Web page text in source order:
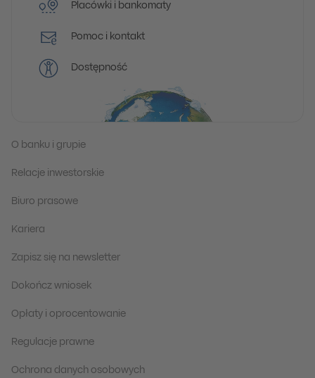
Placówki i bankomaty
Pomoc i kontakt
Dostępność
O banku i grupie
Relacje inwestorskie
Biuro prasowe
Kariera
Zapisz się na newsletter
Dokończ wniosek
Opłaty i oprocentowanie
Regulacje prawne
Ochrona danych osobowych